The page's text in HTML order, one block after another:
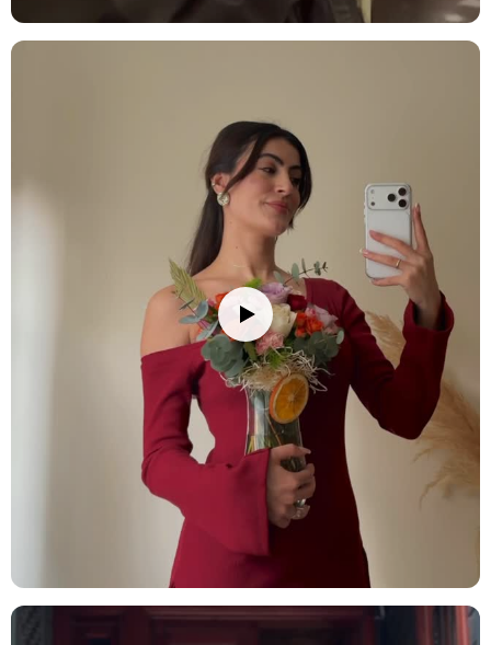
diğer çiçeklerin daha uzun süre taze kalmasını sağlayabilirsiniz.
Stok durumuna göre ürünlerde ufak değişiklikler olabilir.